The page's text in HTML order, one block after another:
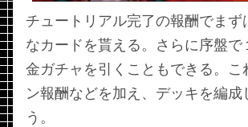
チュートリアル完了の報酬でまず
なカードを貰える。さらに序盤で
金ガチャを引くこともできる。こ
ン報酬などを加え、デッキを編成
う。